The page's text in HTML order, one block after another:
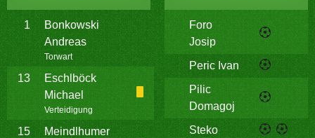
1
Bonkowski
Andreas
Torwart
13
Eschlböck
Michael
Verteidigung
15
Meindlhumer
Foro
Josip
Peric Ivan
Pilic
Domagoj
Steko